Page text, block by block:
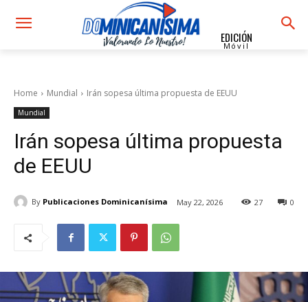
EDICIÓN
Móvil
Home Mundial Irán sopesa última propuesta de EEUU
Mundial
Irán sopesa última propuesta
de EEUU
By Publicaciones Dominicanísima May 22, 2026 0
27